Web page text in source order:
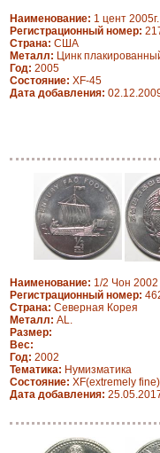
Наименование: 1 цент 2005г.
Регистрационный номер:
Страна: CША
Металл: Цинк
Год: 2005
Состояние: XF-45
Дата добавления:
Наименование: 1/2 Чон 2002
Регистрационный номер:
Страна: Северная Корея
Металл: AL.
Размер:
Вес:
Год: 2002
Тематика: Нумизматика
Состояние: XF(extremely fine)
Дата добавления: